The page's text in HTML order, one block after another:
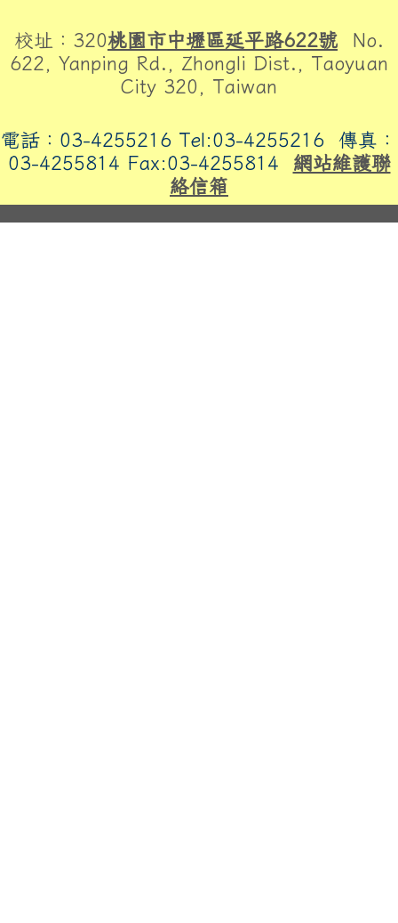
校址：320桃園市中壢區延平路622號 No.
622, Yanping Rd., Zhongli Dist., Taoyuan
City 320, Taiwan
電話：03-4255216 Tel:03-4255216 傳真：
03-4255814 Fax:03-4255814 網站維護聯
絡信箱